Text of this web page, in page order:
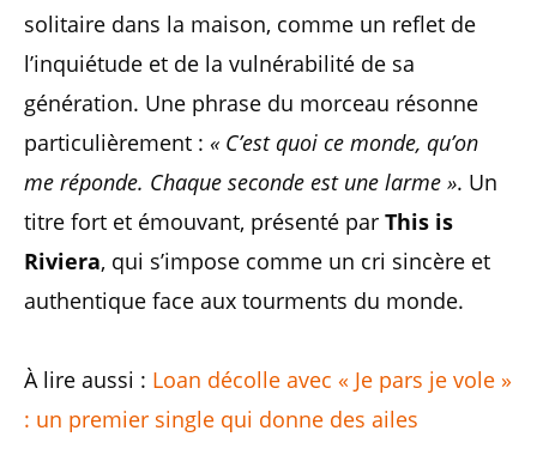
solitaire dans la maison, comme un reflet de
l’inquiétude et de la vulnérabilité de sa
génération. Une phrase du morceau résonne
particulièrement : « C’est quoi ce monde, qu’on
me réponde. Chaque seconde est une larme ». Un
titre fort et émouvant, présenté par This is
Riviera, qui s’impose comme un cri sincère et
authentique face aux tourments du monde.
À lire aussi : Loan décolle avec « Je pars je vole »
: un premier single qui donne des ailes